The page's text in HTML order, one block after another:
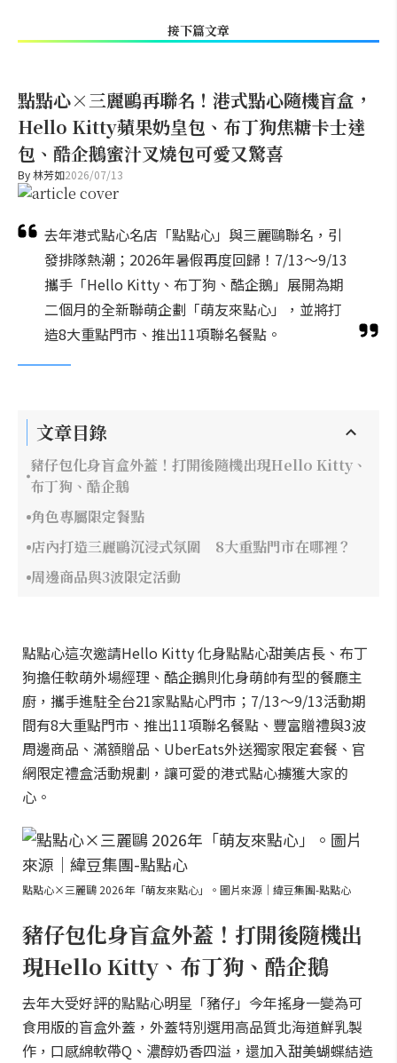
接下篇文章
點點心×三麗鷗再聯名！港式點心隨機盲盒，
Hello Kitty蘋果奶皇包、布丁狗焦糖卡士達
包、酷企鵝蜜汁叉燒包可愛又驚喜
By林芳如2026/07/13
去年港式點心名店「點點心」與三麗鷗聯名，引
發排隊熱潮；2026年暑假再度回歸！7/13～9/13
攜手「Hello Kitty、布丁狗、酷企鵝」展開為期
二個月的全新聯萌企劃「萌友來點心」，並將打
造8大重點門市、推出11項聯名餐點。
文章目錄
豬仔包化身盲盒外蓋！打開後隨機出現Hello Kitty、
布丁狗、酷企鵝
角色專屬限定餐點
店內打造三麗鷗沉浸式氛圍 8大重點門市在哪裡？
周邊商品與3波限定活動
點點心這次邀請Hello Kitty 化身點點心甜美店長、布丁
狗擔任軟萌外場經理、酷企鵝則化身萌帥有型的餐廳主
廚，攜手進駐全台21家點點心門市；7/13～9/13活動期
間有8大重點門市、推出11項聯名餐點、豐富贈禮與3波
周邊商品、滿額贈品、UberEats外送獨家限定套餐、官
網限定禮盒活動規劃，讓可愛的港式點心擄獲大家的
心。
點點心×三麗鷗 2026年「萌友來點心」。圖片來源｜緯豆集團-點點心
豬仔包化身盲盒外蓋！打開後隨機出
現Hello Kitty、布丁狗、酷企鵝
去年大受好評的點點心明星「豬仔」今年搖身一變為可
食用版的盲盒外蓋，外蓋特別選用高品質北海道鮮乳製
作，口感綿軟帶Q、濃醇奶香四溢，還加入甜美蝴蝶結造